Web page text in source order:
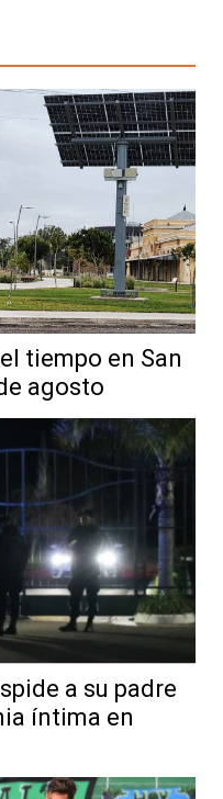
tiempo en San
agosto
a su padre
íntima en